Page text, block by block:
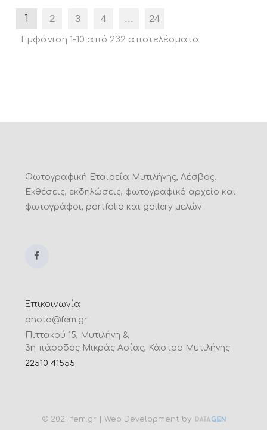
1 2 3 4 ... 24
Εμφάνιση 1-10 από 232 αποτελέσματα
Φωτογραφική Εταιρεία Μυτιλήνης, Λέσβος.
Εκθέσεις, εκδηλώσεις, φωτογραφικό αρχείο και
φωτογράφοι, portfolio και gallery μελών
Επικοινωνία
photo@fem.gr
Πιττακού 15, Μυτιλήνη &
3η πάροδος Μικράς Ασίας, Κάστρο Μυτιλήνης
22510 41555
© 2021 fem.gr | Web Development by